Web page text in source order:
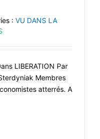
: VU DANS LA
LIBERATION Par
Membres
atterrés. A